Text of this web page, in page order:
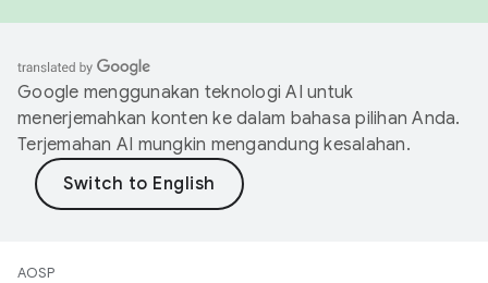
Google menggunakan teknologi AI untuk
menerjemahkan konten ke dalam bahasa pilihan Anda.
Terjemahan AI mungkin mengandung kesalahan.
AOSP